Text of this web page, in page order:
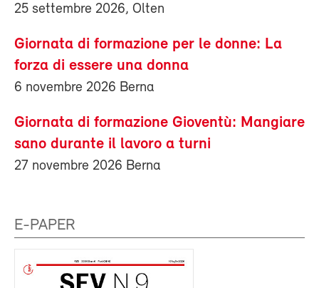
25 settembre 2026, Olten
Giornata di formazione per le donne: La
forza di essere una donna
6 novembre 2026 Berna
Giornata di formazione Gioventù: Mangiare
sano durante il lavoro a turni
27 novembre 2026 Berna
E-PAPER